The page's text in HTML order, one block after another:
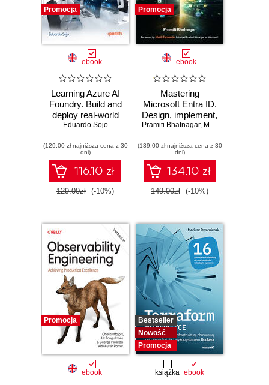
Promocja
ebook
Learning Azure AI
Foundry. Build and
deploy real-world
AI solutions using
AI development
platform
Eduardo Sojo
(129,00 zł najniższa cena z 30
dni)
116.10 zł
129.00zł (-10%)
Promocja
ebook
Mastering
Microsoft Entra ID.
Design, implement,
secure, and govern
solutions across
hybrid enterprises
Pramiti Bhatnagar, Merill Fernando
(139,00 zł najniższa cena z 30
dni)
134.10 zł
149.00zł (-10%)
Promocja
ebook
Bestseller
Nowość
Promocja
książka ebook